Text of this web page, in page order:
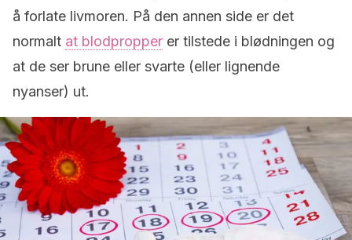
å forlate livmoren. På den annen side er det
normalt at blodpropper er tilstede i blødningen og
at de ser brune eller svarte (eller lignende
nyanser) ut.